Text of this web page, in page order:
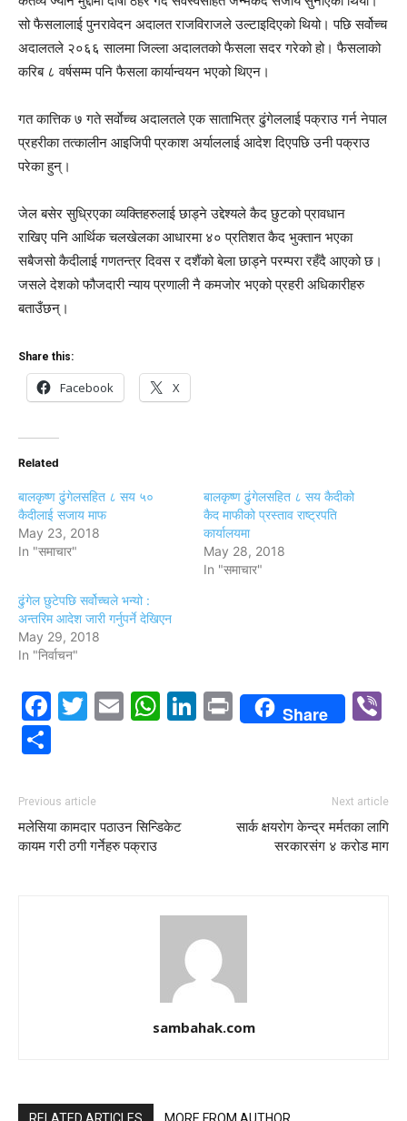
सो फैसलालाई पुनरावेदन अदालत राजविराजले उल्टाइदिएको थियो। पछि सर्वोच्च
अदालतले २०६६ सालमा जिल्ला अदालतको फैसला सदर गरेको हो। फैसलाको
करिब ८ वर्षसम्म पनि फैसला कार्यान्वयन भएको थिएन।
गत कात्तिक ७ गते सर्वाेच्च अदालतले एक साताभित्र ढुंगेललाई पक्राउ गर्न नेपाल
प्रहरीका तत्कालीन आइजिपी प्रकाश अर्याललाई आदेश दिएपछि उनी पक्राउ
परेका हुन्।
जेल बसेर सुध्रिएका व्यक्तिहरुलाई छाड्ने उद्देश्यले कैद छुटको प्रावधान
राखिए पनि आर्थिक चलखेलका आधारमा ४० प्रतिशत कैद भुक्तान भएका
सबैजसो कैदीलाई गणतन्त्र दिवस र दशैंको बेला छाड्ने परम्परा रहँदै आएको छ।
जसले देशको फौजदारी न्याय प्रणाली नै कमजोर भएको प्रहरी अधिकारीहरु
बताउँछन्।
Share this:
Facebook X
Related
बालकृष्ण ढुंगेलसहित ८ सय ५०
कैदीलाई सजाय माफ
May 23, 2018
In "समाचार"
बालकृष्ण ढुंगेलसहित ८ सय कैदीको
कैद माफीको प्रस्ताव राष्ट्रपति
कार्यालयमा
May 28, 2018
In "समाचार"
ढुंगेल छुटेपछि सर्वोच्चले भन्यो :
अन्तरिम आदेश जारी गर्नुपर्ने देखिएन
May 29, 2018
In "निर्वाचन"
Facebook
Twitter
EmailWhatsApp
LinkedIn
PrintShare
Previous article
मलेसिया कामदार पठाउन सिन्डिकेट
कायम गरी ठगी गर्नेहरु पक्राउ
Next article
सार्क क्षयरोग केन्द्र मर्मतका लागि
सरकारसंग ४ करोड माग
sambahak.com